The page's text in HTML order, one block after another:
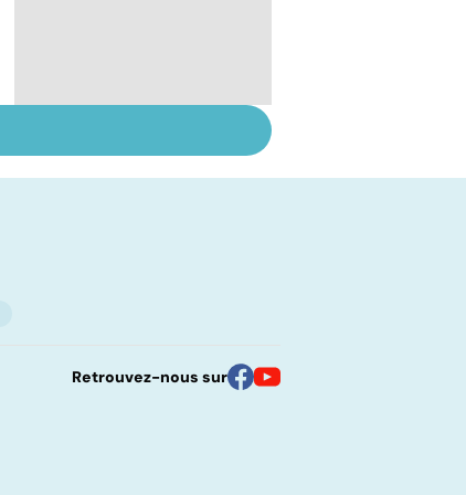
attente
Retrouvez-nous sur